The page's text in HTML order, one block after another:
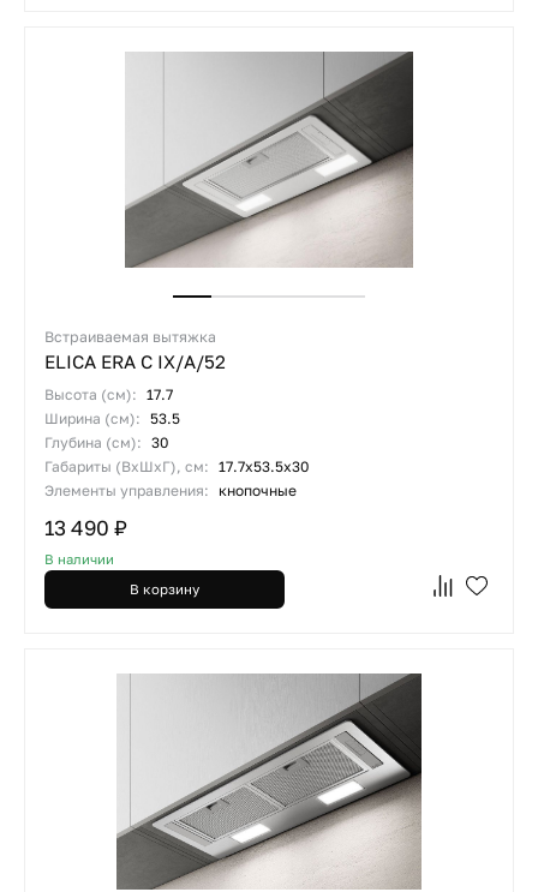
Встраиваемая вытяжка
ELICA ERA C IX/A/52
Высота (см): 17.7
Ширина (см): 53.5
Глубина (см): 30
Габариты (ВхШхГ), см: 17.7х53.5х30
Элементы управления:
кнопочные
13 490 ₽
В наличии
В корзину